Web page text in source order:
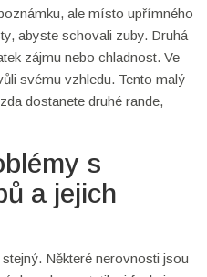
ale místo upřímného
abyste schovali zuby. Druhá
zájmu nebo chladnost. Ve
svému vzhledu. Tento malý
dostanete druhé rande,
s
a jejich
Některé nerovnosti jsou